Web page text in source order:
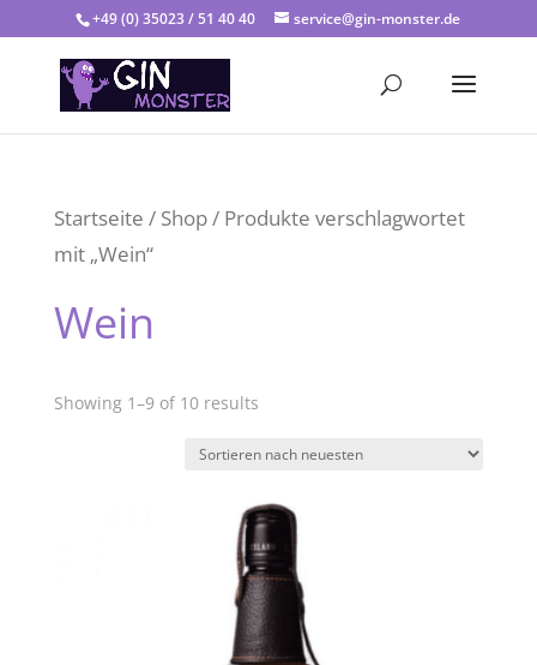
+49 (0) 35023 / 51 40 40 service@gin-monster.de
Startseite / Shop/ Produkte verschlagwortet
mit „Wein“
Wein
Showing 1–9 of 10 results